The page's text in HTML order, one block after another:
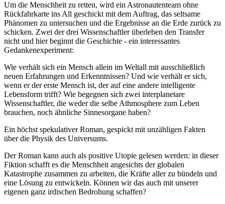
Um die Menschheit zu retten, wird ein Astronautenteam ohne
Rückfahrkarte ins All geschickt mit dem Auftrag, das seltsame
Phänomen zu untersuchen und die Ergebnisse an die Erde zurück zu
schicken. Zwei der drei Wissenschaftler überleben den Transfer
nicht und hier beginnt die Geschichte - ein interessantes
Gedankenexperiment:
Wie verhält sich ein Mensch allein im Weltall mit ausschließlich
neuen Erfahrungen und Erkenntnissen? Und wie verhält er sich,
wenn er der erste Mensch ist, der auf eine andere intelligente
Lebensform trifft? Wie begegnen sich zwei interplanetare
Wissenschaftler, die weder die selbe Athmosphere zum Leben
brauchen, noch ähnliche Sinnesorgane haben?
Ein höchst spekulativer Roman, gespickt mit unzähligen Fakten
über die Physik des Universums.
Der Roman kann auch als positive Utopie gelesen werden: in dieser
Fiktion schafft es die Menschheit angesichts der globalen
Katastrophe zusammen zu arbeiten, die Kräfte aller zu bündeln und
eine Lösung zu entwickeln. Können wir das auch mit unserer
eigenen ganz irdischen Bedrohung schaffen?